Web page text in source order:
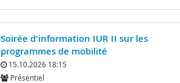
Soirée d'information IUR II sur les
programmes de mobilité
15.10.2026 18:15
Présentiel